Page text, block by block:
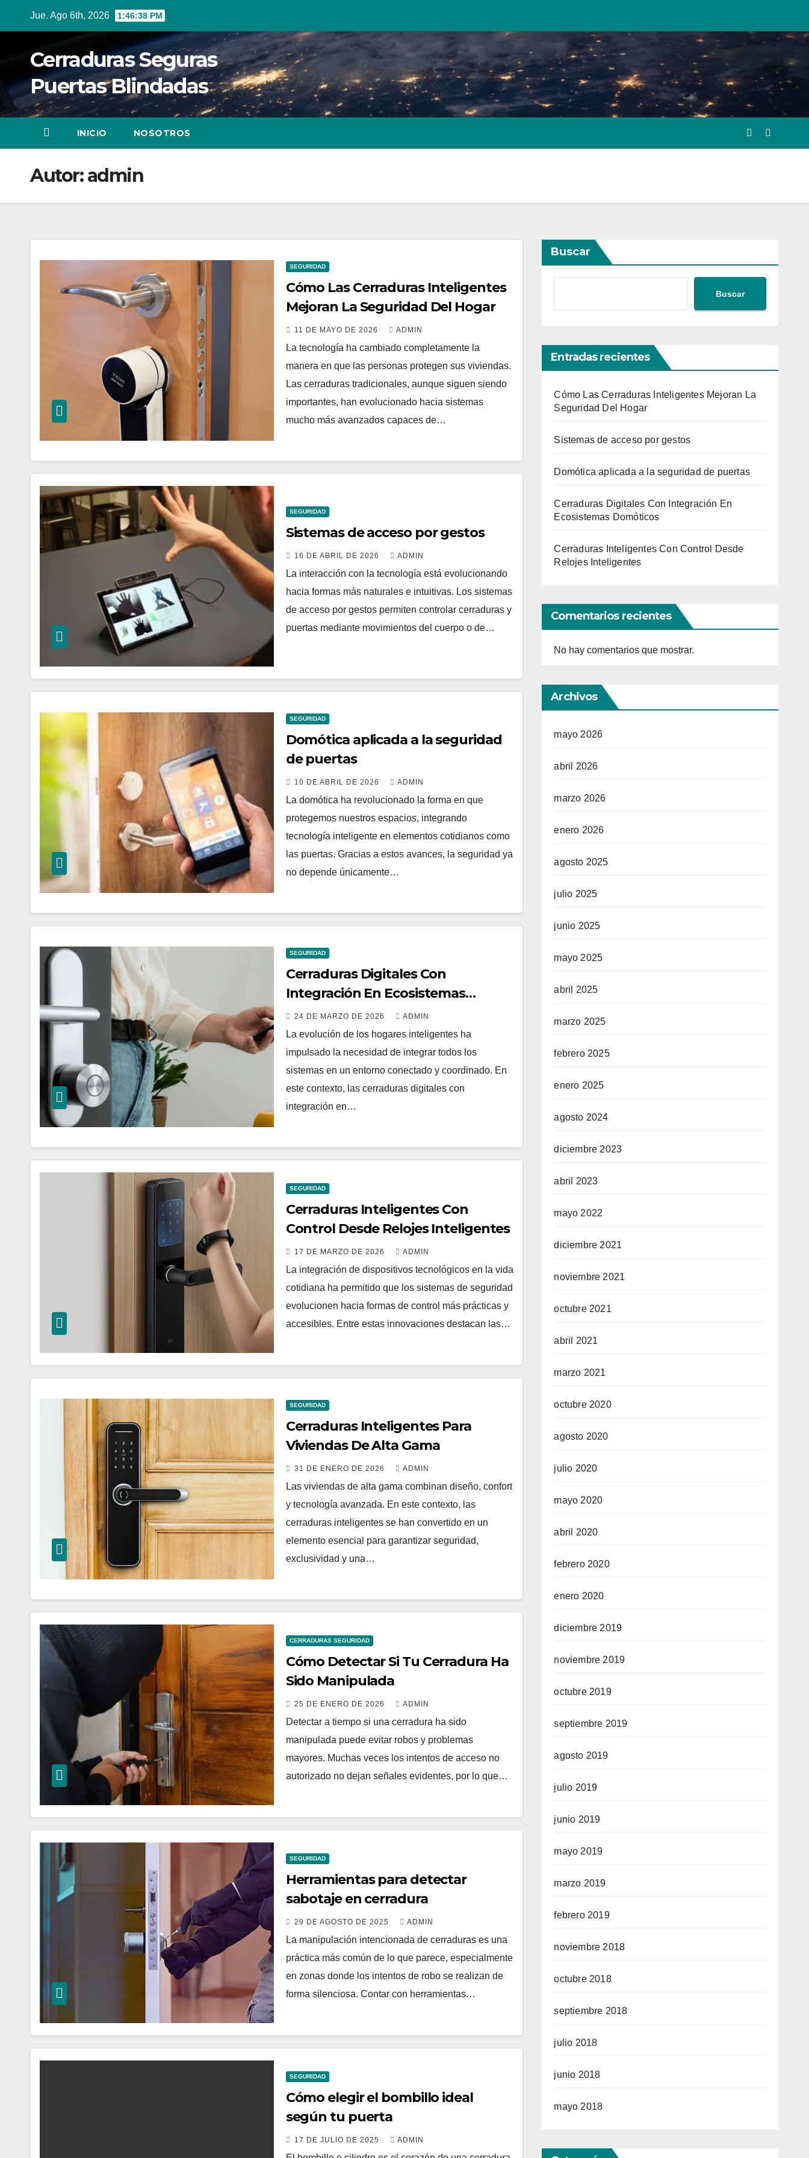
Jue. Ago 6th, 2026 1:46:39 PM
Cerraduras Seguras
Puertas Blindadas
INICIO NOSOTROS
Autor:admin
SEGURIDAD
Cómo Las Cerraduras Inteligentes
Mejoran La Seguridad Del Hogar
11 DE MAYO DE 2026 ADMIN
La tecnología ha cambiado completamente la
manera en que las personas protegen sus viviendas.
Las cerraduras tradicionales, aunque siguen siendo
importantes, han evolucionado hacia sistemas
mucho más avanzados capaces de…
SEGURIDAD
Sistemas de acceso por gestos
16 DE ABRIL DE 2026 ADMIN
La interacción con la tecnología está evolucionando
hacia formas más naturales e intuitivas. Los sistemas
de acceso por gestos permiten controlar cerraduras y
puertas mediante movimientos del cuerpo o de…
SEGURIDAD
Domótica aplicada a la seguridad
de puertas
10 DE ABRIL DE 2026 ADMIN
La domótica ha revolucionado la forma en que
protegemos nuestros espacios, integrando
tecnología inteligente en elementos cotidianos como
las puertas. Gracias a estos avances, la seguridad ya
no depende únicamente…
SEGURIDAD
Cerraduras Digitales Con
Integración En Ecosistemas
Domóticos
24 DE MARZO DE 2026 ADMIN
La evolución de los hogares inteligentes ha
impulsado la necesidad de integrar todos los
sistemas en un entorno conectado y coordinado. En
este contexto, las cerraduras digitales con
integración en…
SEGURIDAD
Cerraduras Inteligentes Con
Control Desde Relojes Inteligentes
17 DE MARZO DE 2026 ADMIN
La integración de dispositivos tecnológicos en la vida
cotidiana ha permitido que los sistemas de seguridad
evolucionen hacia formas de control más prácticas y
accesibles. Entre estas innovaciones destacan las…
SEGURIDAD
Cerraduras Inteligentes Para
Viviendas De Alta Gama
31 DE ENERO DE 2026 ADMIN
Las viviendas de alta gama combinan diseño, confort
y tecnología avanzada. En este contexto, las
cerraduras inteligentes se han convertido en un
elemento esencial para garantizar seguridad,
exclusividad y una…
CERRADURAS SEGURIDAD
Cómo Detectar Si Tu Cerradura Ha
Sido Manipulada
25 DE ENERO DE 2026 ADMIN
Detectar a tiempo si una cerradura ha sido
manipulada puede evitar robos y problemas
mayores. Muchas veces los intentos de acceso no
autorizado no dejan señales evidentes, por lo que…
SEGURIDAD
Herramientas para detectar
sabotaje en cerradura
29 DE AGOSTO DE 2025 ADMIN
La manipulación intencionada de cerraduras es una
práctica más común de lo que parece, especialmente
en zonas donde los intentos de robo se realizan de
forma silenciosa. Contar con herramientas…
SEGURIDAD
Cómo elegir el bombillo ideal
según tu puerta
17 DE JULIO DE 2025 ADMIN
Buscar
Buscar
Entradas recientes
Cómo Las Cerraduras Inteligentes Mejoran La
Seguridad Del Hogar
Sistemas de acceso por gestos
Domótica aplicada a la seguridad de puertas
Cerraduras Digitales Con Integración En
Ecosistemas Domóticos
Cerraduras Inteligentes Con Control Desde
Relojes Inteligentes
Comentarios recientes
No hay comentarios que mostrar.
Archivos
mayo 2026
abril 2026
marzo 2026
enero 2026
agosto 2025
julio 2025
junio 2025
mayo 2025
abril 2025
marzo 2025
febrero 2025
enero 2025
agosto 2024
diciembre 2023
abril 2023
mayo 2022
diciembre 2021
noviembre 2021
octubre 2021
abril 2021
marzo 2021
octubre 2020
agosto 2020
julio 2020
mayo 2020
abril 2020
febrero 2020
enero 2020
diciembre 2019
noviembre 2019
octubre 2019
septiembre 2019
agosto 2019
julio 2019
junio 2019
mayo 2019
marzo 2019
febrero 2019
noviembre 2018
octubre 2018
septiembre 2018
julio 2018
junio 2018
mayo 2018